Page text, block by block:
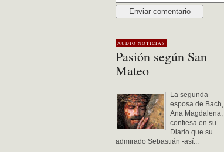
AUDIO NOTICIAS
Pasión según San
Mateo
La segunda
esposa de Bach,
Ana Magdalena,
confiesa en su
Diario que su
admirado Sebastián -así...